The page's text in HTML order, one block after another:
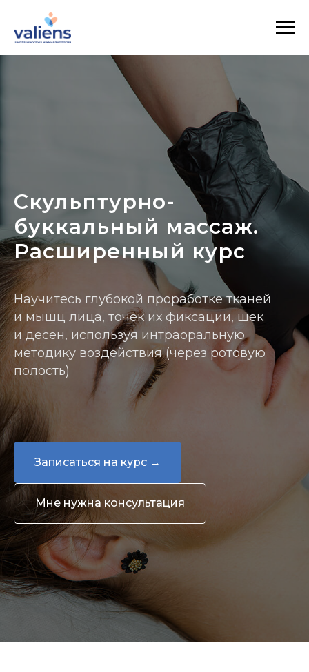
Скульптурно-
буккальный массаж.
Расширенный курс
Научитесь глубокой проработке тканей
и мышц лица, точек их фиксации, щек
и десен, используя интраоральную
методику воздействия (через ротовую
полость)
Записаться на курс →
Мне нужна консультация